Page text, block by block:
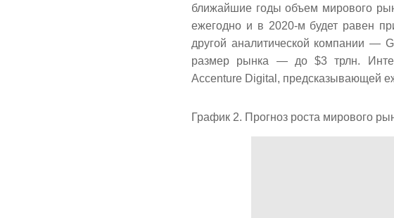
ближайшие годы объем мирового
ежегодно и в 2020-м будет равен
другой аналитической компании —
размер рынка — до $3 трлн.
Accenture Digital, предсказывающей
График 2. Прогноз роста мирового